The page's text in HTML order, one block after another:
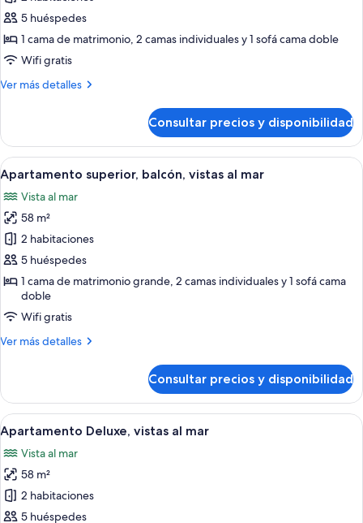
Apartamento
Deluxe
5 huéspedes
1 cama de matrimonio, 2 camas individuales y 1 sofá cama doble
Wifi gratis
Ver más detalles
Más
Deluxe
Consultar precios y disponibilidad
Abrir
todas
las
fotos
de
Apartamento
superior,
balcón,
vistas
al
Apartamento superior, balcón, vistas
22
Apartamento superior, balcón, vistas al mar
Vista al mar
58 m²
2 habitaciones
5 huéspedes
1 cama de matrimonio grande, 2 camas individuales y 1 sofá cama
doble
Wifi gratis
Ver más detalles
Más
superior,
balcón,
vistas
mar
Consultar precios y disponibilidad
Abrir
todas
las
fotos
de
Apartamento
Apartamento Deluxe, vistas al mar |
21
Apartamento Deluxe, vistas al mar
Vista al mar
58 m²
2 habitaciones
5 huéspedes